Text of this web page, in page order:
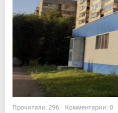
Прочитали: 296 Комментарии: 0